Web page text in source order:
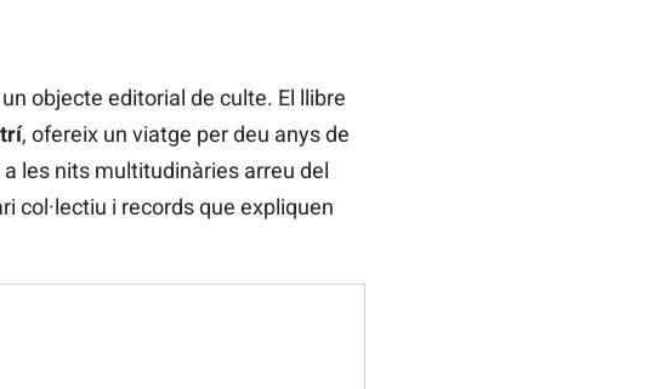
objecte editorial de culte. El llibre
, ofereix un viatge per deu anys de
les nits multitudinàries arreu del
col·lectiu i records que expliquen